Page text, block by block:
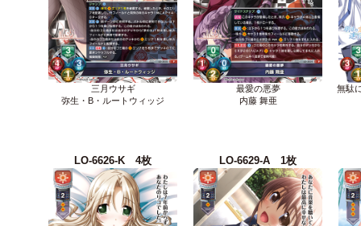
三月ウサギ
弥生・B・ルートウィッジ
最愛の悪夢
内藤 舞亜
無駄
LO-6626-K 4枚 LO-6629-A 1枚